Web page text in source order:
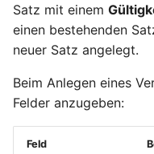
Satz mit einem
einen bestehenden
neuer Satz angelegt.
Beim Anlegen eines
Felder anzugeben:
Feld